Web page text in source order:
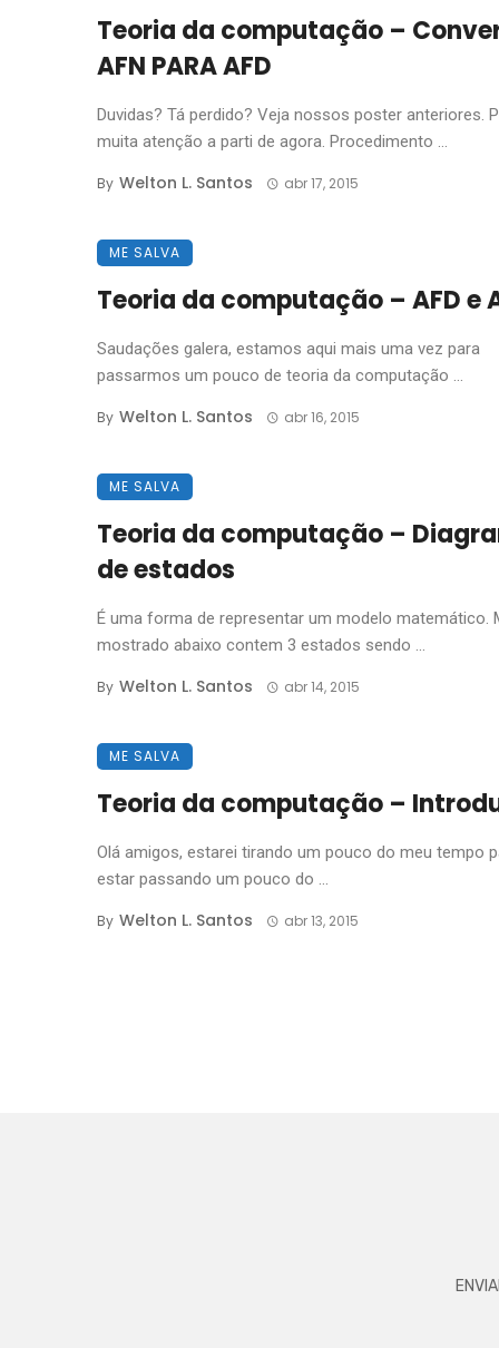
Teoria da computação –
AFN PARA AFD
Duvidas? Tá perdido? Veja nossos poster anteriores.
muita atenção a parti de agora. Procedimento ...
By Welton L. Santos abr 17, 2015
ME SALVA
Teoria da computação – AFD e
Saudações galera, estamos aqui mais uma vez para
passarmos um pouco de teoria da computação ...
By Welton L. Santos abr 16, 2015
ME SALVA
Teoria da computação –
de estados
É uma forma de representar um modelo matemático.
mostrado abaixo contem 3 estados sendo ...
By Welton L. Santos abr 14, 2015
ME SALVA
Teoria da computação –
Olá amigos, estarei tirando um pouco do meu tempo
estar passando um pouco do ...
By Welton L. Santos abr 13, 2015